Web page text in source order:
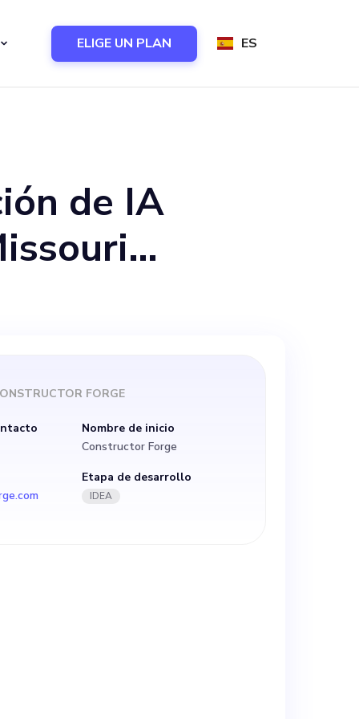
ELIGE UN PLAN ES
de IA
de
la
la
30 años de
y la
FORGE
Nombre de inicio
Constructor Forge
Etapa de desarrollo
IDEA